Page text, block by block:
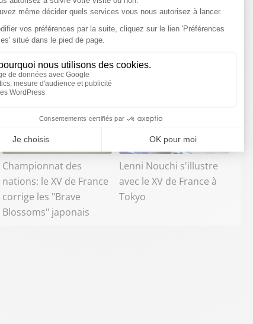
Championnat des
nations: le XV de France
corrige les "Brave
Blossoms" japonais
Lenni Nouchi s'illustre
avec le XV de France à
Tokyo